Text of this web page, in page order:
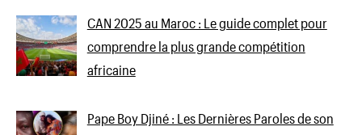
CAN 2025 au Maroc : Le guide complet pour
comprendre la plus grande compétition
africaine
Pape Boy Djiné : Les Dernières Paroles de son